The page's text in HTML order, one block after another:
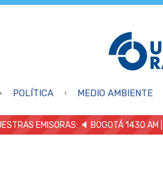
POLÍTICA MEDIO AMBIENTE
EMISORAS: 🔈 BOGOTÁ 1430 AM